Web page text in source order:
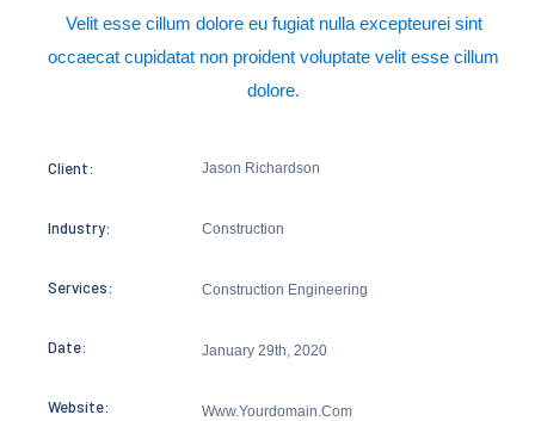
Velit esse cillum dolore eu fugiat nulla excepteurei sint
occaecat cupidatat non proident voluptate velit esse cillum
dolore.
Client:
Industry:
Services:
Date:
Website:
Jason Richardson
Construction
Construction Engineering
January 29th, 2020
Www.yourdomain.com